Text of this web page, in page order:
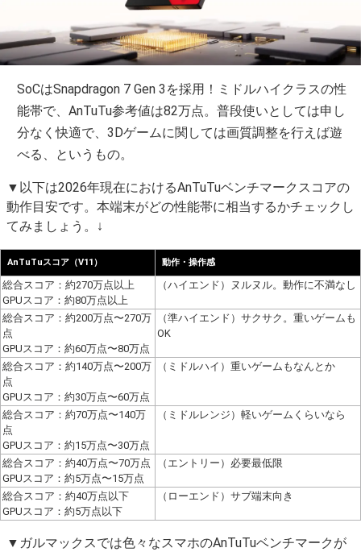
SoCはSnapdragon 7 Gen 3を採用！ミドルハイクラスの性
能帯で、AnTuTu参考値は82万点。普段使いとしては申し
分なく快適で、3Dゲームに関しては画質調整を行えば遊
べる、というもの。
▼以下は2026年現在におけるAnTuTuベンチマークスコアの
動作目安です。本端末がどの性能帯に相当するかチェックし
てみましょう。↓
AnTuTuスコア（V11） 動作・操作感
総合スコア：約270万点以上
GPUスコア：約80万点以上
（ハイエンド）ヌルヌル。動作に不満なし
総合スコア：約200万点〜270万
点
GPUスコア：約60万点〜80万点
（準ハイエンド）サクサク。重いゲームも
OK
総合スコア：約140万点〜200万
点
GPUスコア：約30万点〜60万点
（ミドルハイ）重いゲームもなんとか
総合スコア：約70万点〜140万
点
GPUスコア：約15万点〜30万点
（ミドルレンジ）軽いゲームくらいなら
総合スコア：約40万点〜70万点
GPUスコア：約5万点〜15万点
（エントリー）必要最低限
総合スコア：約40万点以下
GPUスコア：約5万点以下
（ローエンド）サブ端末向き
▼ガルマックスでは色々なスマホのAnTuTuベンチマークが